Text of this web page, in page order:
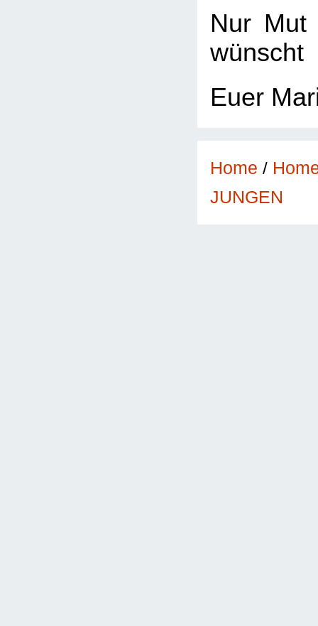
Nur Mut
wünscht
Euer
Home /
JUNGEN